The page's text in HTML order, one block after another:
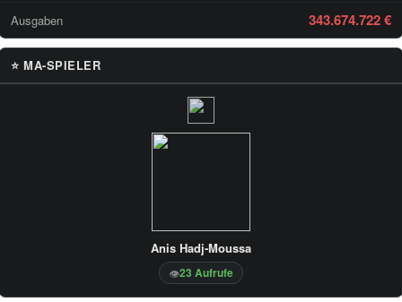
Ausgaben 343.674.722 €
⭐ MA-SPIELER
Anis Hadj-Moussa
👁23 Aufrufe